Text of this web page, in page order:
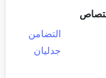
التضامن
جدليان